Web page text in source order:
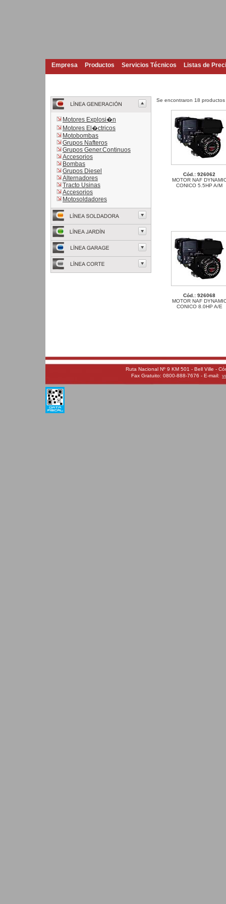
Empresa Productos Servicios Técnicos Listas de
Motores Explosi�n
Motores El�ctricos
Motobombas
Grupos Nafteros
Grupos Gener.Continuos
Accesorios
Bombas
Grupos Diesel
Alternadores
Tracto Usinas
Accesorios
Motosoldadores
Se encontraron 18 productos
Cód.: 926062
MOTOR NAF
CONICO 5.5HP A/M
Cód.: 926068
MOTOR NAF
CONICO 8.0HP A/E
Ruta Nacional Nº 9 KM 501 - Bell Ville -
Fax Gratuito: 0800-888-7676 - E-mail: